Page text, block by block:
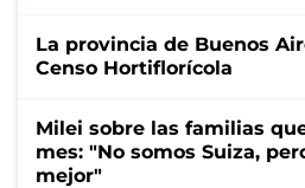
La provincia de Buenos
Censo Hortiflorícola
Milei sobre las familias
mes: "No somos Suiza,
mejor"